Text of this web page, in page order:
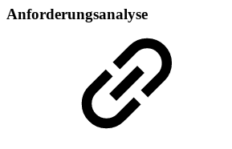
Anforderungsanalyse